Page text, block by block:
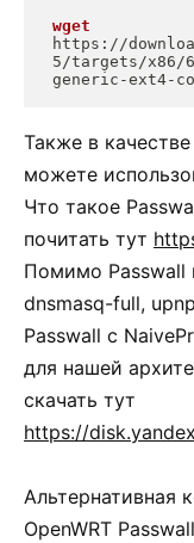
wget
https://
5/targets/x86/
generic-ext4-
Также в
можете
Что такое
почитать тут
Помимо Passwall
dnsmasq-full,
Passwall с
для нашей
скачать тут
https://
Альтернативная
OpenWRT